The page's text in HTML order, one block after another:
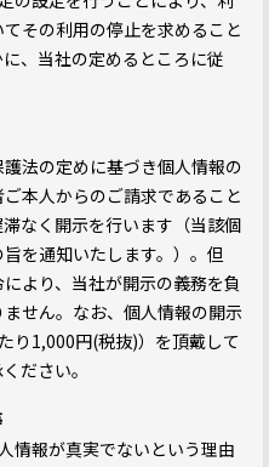
その利用の停止を求めること
、当社の定めるところに従
法の定めに基づき個人情報の
本人からのご請求であること
なく開示を行います（当該個
を通知いたします。）。但
より、当社が開示の義務を負
せん。なお、個人情報の開示
り1,000円(税抜)）を頂戴して
ださい。
報が真実でないという理由